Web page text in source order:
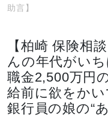
助言】
【柏崎 保険相
んの年代がい
職金2,500万円
給前に欲をか
銀行員の娘の“